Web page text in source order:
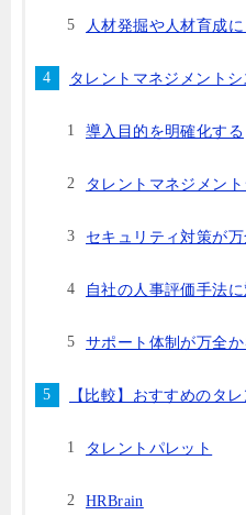
人材発掘や人材育成
タレントマネジメント
導入目的を明確化する
タレントマネジメン
セキュリティ対策が
自社の人事評価手法
サポート体制が万全
【比較】おすすめのタ
タレントパレット
HRBrain